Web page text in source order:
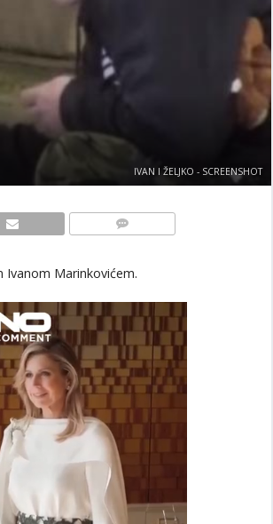
IVAN I ŽELJKO - SCREENSHOT
Ivanom Marinkovićem.